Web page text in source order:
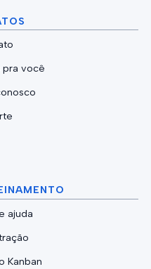
pra você
ajuda
Kanban